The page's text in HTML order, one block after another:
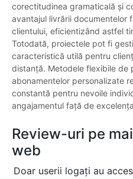
corectitudinea gramaticală și
avantajul livrării documentelor
clientului, eficientizând astfel
Totodată, proiectele pot fi
caracteristică utilă pentru
distanță. Metodele flexibile de
abonamentelor personalizate
constantă pentru nevoile
angajamentul față de
Review-uri pe
web
Doar userii logați au